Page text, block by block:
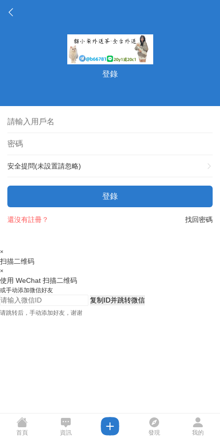
登錄
安全提問(未設置請忽略)
登錄
找回密碼
還沒有註冊？
×
扫描二维码
×
使用 WeChat 扫描二维码
或手动添加微信好友
复制ID并跳转微信
请跳转后，手动添加好友，谢谢
首頁 資訊 發現 我的